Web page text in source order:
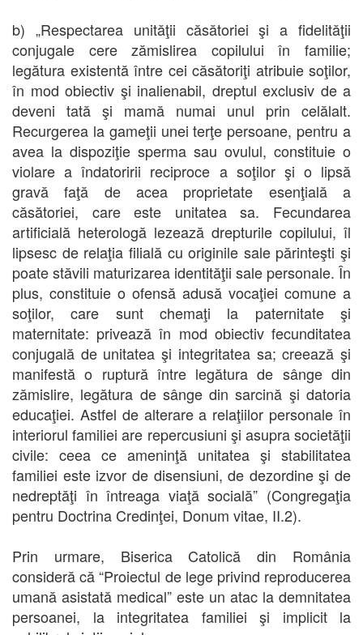
b) „Respectarea unităţii căsătoriei şi a fidelităţii
conjugale cere zămislirea copilului în familie;
legătura existentă între cei căsătoriţi atribuie soţilor,
în mod obiectiv şi inalienabil, dreptul exclusiv de a
deveni tată şi mamă numai unul prin celălalt.
Recurgerea la gameţii unei terţe persoane, pentru a
avea la dispoziţie sperma sau ovulul, constituie o
violare a îndatoririi reciproce a soţilor şi o lipsă
gravă faţă de acea proprietate esenţială a
căsătoriei, care este unitatea sa. Fecundarea
artificială heterologă lezează drepturile copilului, îl
lipsesc de relaţia filială cu originile sale părinteşti şi
poate stăvili maturizarea identităţii sale personale. În
plus, constituie o ofensă adusă vocaţiei comune a
soţilor, care sunt chemaţi la paternitate şi
maternitate: privează în mod obiectiv fecunditatea
conjugală de unitatea şi integritatea sa; creează şi
manifestă o ruptură între legătura de sânge din
zămislire, legătura de sânge din sarcină şi datoria
educaţiei. Astfel de alterare a relaţiilor personale în
interiorul familiei are repercusiuni şi asupra societăţii
civile: ceea ce ameninţă unitatea şi stabilitatea
familiei este izvor de disensiuni, de dezordine şi de
nedreptăţi în întreaga viaţă socială” (Congregaţia
pentru Doctrina Credinţei, Donum vitae, II.2).
Prin urmare, Biserica Catolică din România
consideră că “Proiectul de lege privind reproducerea
umană asistată medical” este un atac la demnitatea
persoanei, la integritatea familiei şi implicit la